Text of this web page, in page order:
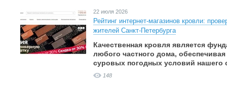
22 июля 2026
Рейтинг интернет-магазинов кровли:
жителей Санкт-Петербурга
Качественная кровля является
любого частного дома,
суровых погодных условий нашего
148